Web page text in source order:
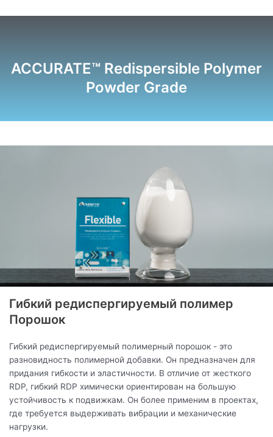
ACCURATE™ Redispersible Polymer
Powder Grade
Гибкий редиспергируемый полимер
Порошок
Гибкий редиспергируемый полимерный порошок - это
разновидность полимерной добавки. Он предназначен для
придания гибкости и эластичности. В отличие от жесткого
RDP, гибкий RDP химически ориентирован на большую
устойчивость к подвижкам. Он более применим в проектах,
где требуется выдерживать вибрации и механические
нагрузки.